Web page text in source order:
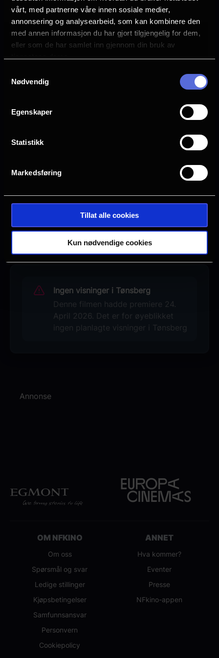
vårt, med partnerne våre innen sosiale medier,
annonsering og analysearbeid, som kan kombinere den
med annen informasjon du har gjort tilgjengelig for dem,
eller som de har samlet inn gjennom din bruk av
Nødvendig
Egenskaper
Statistikk
Markedsføring
Tillat alle cookies
Kun nødvendige cookiesSe galleri
Sjanger
Children's Movie
Adventure
Distributør
Se mer
Ingen visninger i Tønsberg
Denne filmen hadde premiere 24.
April 2026. Det er for øyeblikket
ingen planlagte visninger i Tønsberg
Annonse
OM NFKINO
Om oss
Spørsmål og svar
Ledige stillinger
Kjøpsbetingelser
Samfunnsansvar
Personvern
Cookiepolicy
ANNET
Hva kommer?
Eventer
Presse
NFkino-appen